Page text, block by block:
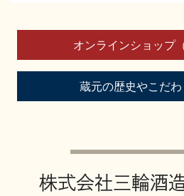
オンラインショップ
蔵元の歴史やこだ
株式会社三輪酒